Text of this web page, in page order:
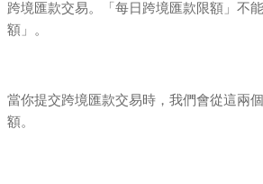
跨境匯款交易。「每日跨境匯款限額」不
額」。
當你提交跨境匯款交易時，我們會從這兩
額。